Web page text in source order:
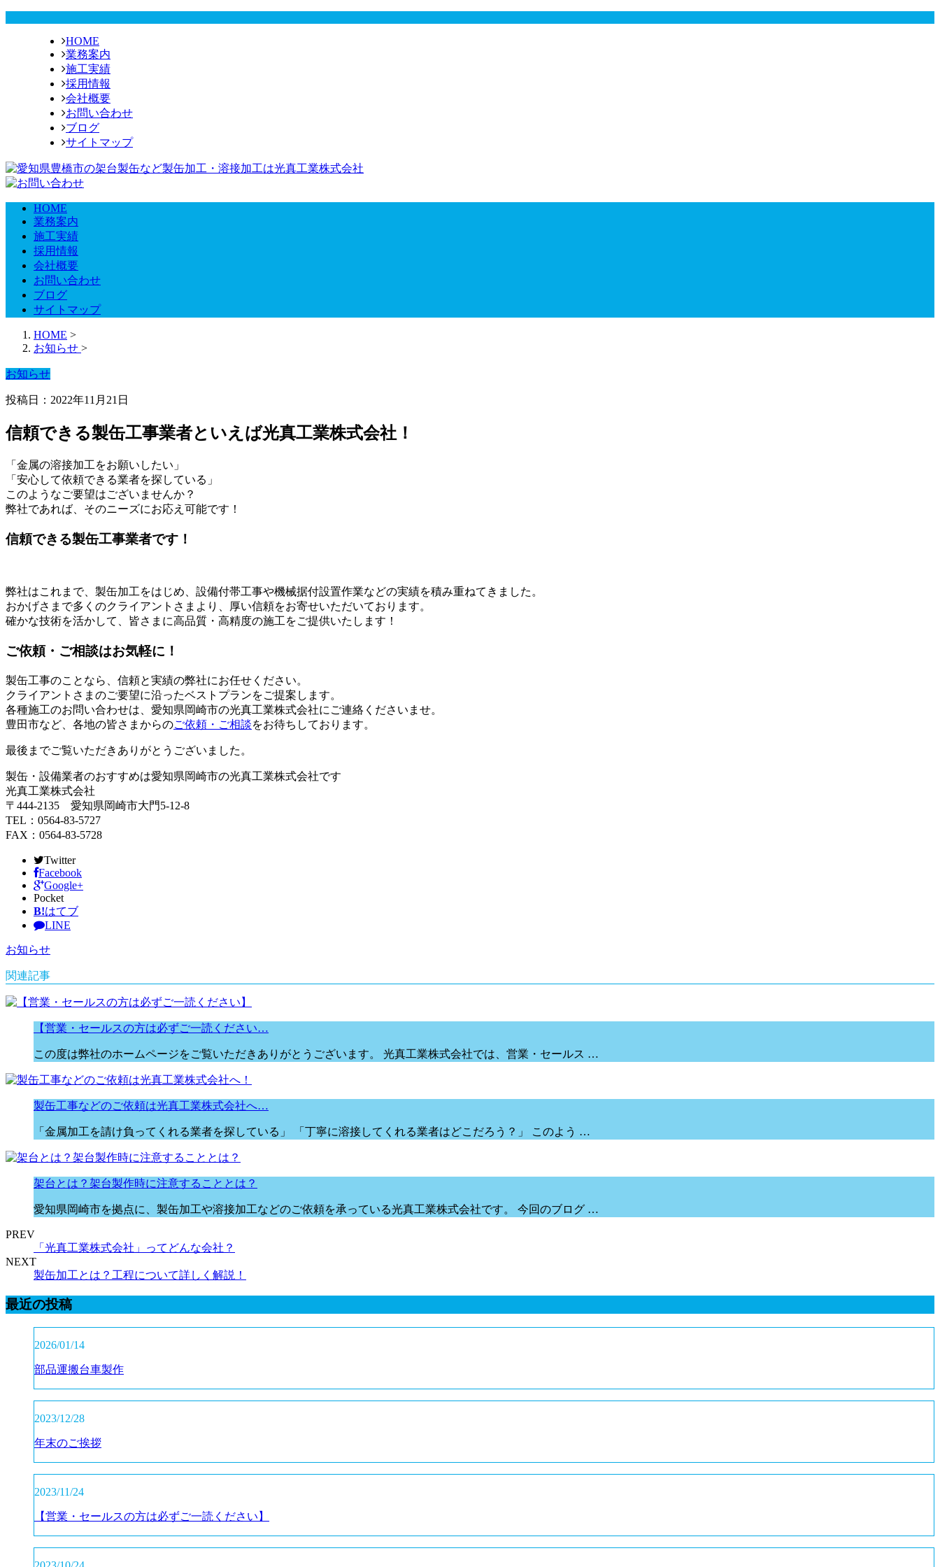
HOME
業務案内
施工実績
採用情報
会社概要
お問い合わせ
ブログ
サイトマップ
HOME
業務案内
施工実績
採用情報
会社概要
お問い合わせ
ブログ
サイトマップ
HOME >
お知らせ >
お知らせ
投稿日：2022年11月21日
信頼できる製缶工事業者といえば光真工業株式会社！
「金属の溶接加工をお願いしたい」
「安心して依頼できる業者を探している」
このようなご要望はございませんか？
弊社であれば、そのニーズにお応え可能です！
信頼できる製缶工事業者です！
弊社はこれまで、製缶加工をはじめ、設備付帯工事や機械据付設置作業などの実績を積み重ねてきました。
おかげさまで多くのクライアントさまより、厚い信頼をお寄せいただいております。
確かな技術を活かして、皆さまに高品質・高精度の施工をご提供いたします！
ご依頼・ご相談はお気軽に！
製缶工事のことなら、信頼と実績の弊社にお任せください。
クライアントさまのご要望に沿ったベストプランをご提案します。
各種施工のお問い合わせは、愛知県岡崎市の光真工業株式会社にご連絡くださいませ。
豊田市など、各地の皆さまからのご依頼・ご相談をお待ちしております。
最後までご覧いただきありがとうございました。
製缶・設備業者のおすすめは愛知県岡崎市の光真工業株式会社です
光真工業株式会社
〒444-2135 愛知県岡崎市大門5-12-8
TEL：0564-83-5727
FAX：0564-83-5728
Twitter
Facebook
Google+
Pocket
B!はてブ
LINE
お知らせ
関連記事
【営業・セールスの方は必ずご一読ください…
この度は弊社のホームページをご覧いただきありがとうございます。 光真工業株式会社では、営業・セールス …
製缶工事などのご依頼は光真工業株式会社へ…
「金属加工を請け負ってくれる業者を探している」 「丁寧に溶接してくれる業者はどこだろう？」 このよう …
架台とは？架台製作時に注意することとは？
愛知県岡崎市を拠点に、製缶加工や溶接加工などのご依頼を承っている光真工業株式会社です。 今回のブログ …
PREV
「光真工業株式会社」ってどんな会社？
NEXT
製缶加工とは？工程について詳しく解説！
最近の投稿
2026/01/14
部品運搬台車製作
2023/12/28
年末のご挨拶
2023/11/24
【営業・セールスの方は必ずご一読ください】